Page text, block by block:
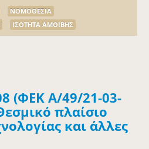
ΝΟΜΟΘΕΣΙΑ
ΙΣΟΤΗΤΑ ΑΜΟΙΒΗΣ
(ΦΕΚ Α/49/21-03-
πλαίσιο
και άλλες